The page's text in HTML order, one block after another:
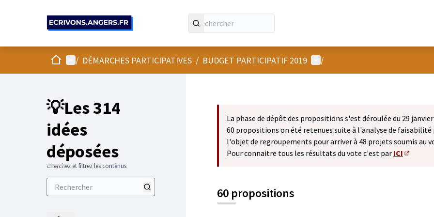
AccueilMenu principal
/ DÉMARCHES PARTICIPATIVES / BUDGET PARTICIPATIF 2019 Menu utilisateur
/
💡Les 314
idées
déposées
Cherchez et filtrez les contenus
La phase de dépôt des propositions s'est déroulée du 29
60 propositions on été retenues suite à l'analyse de
l'objet de regroupements pour arriver à 48 projets soumis au
Pour connaitre tous les résultats du vote c'est par ICI
60 propositions